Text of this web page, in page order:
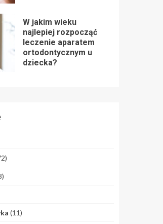
W jakim wieku
najlepiej rozpocząć
leczenie aparatem
ortodontycznym u
dziecka?
(11)